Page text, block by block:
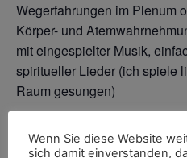
Wegerfahrungen im Plenum
Körper- und
mit eingespielter Musik,
spiritueller Lieder (ich spiele
Raum gesungen)
Teilnahmebeitrag
Wenn Sie diese Website
sich damit einverstanden,